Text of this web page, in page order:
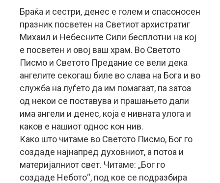
Браќа и сестри, денес е голем и спасоносен
празник посветен на Светиот архистратиг
Михаил и Небесните Сили бесплотни на кој
е посветен и овој ваш храм. Во Светото
Писмо и Светото Предание се вели дека
ангелите секогаш биле во слава на Бога и во
служба на луѓето да им помагаат, па затоа
од некои се поставува и прашањето дали
има ангели и денес, која е нивната улога и
каков е нашиот однос кон нив.
Како што читаме во Светото Писмо, Бог го
создаде најнапред духовниот, а потоа и
материјалниот свет. Читаме: „Бог го
создаде Небото“, под кое се подразбира